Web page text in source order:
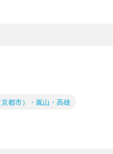
都市）・嵐山・高雄